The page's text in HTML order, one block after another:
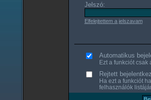
Jelszó:
Elfelejtettem a jelszavam
Automatikus
Ezt a funkciót
Rejtett
Ha ezt a funkciót
felhasználók